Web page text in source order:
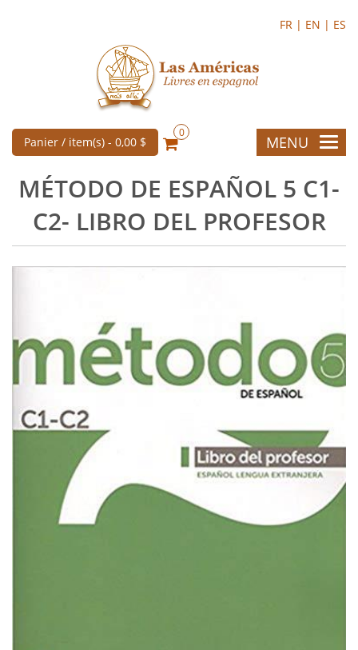
FR | EN | ES
Panier / item(s) - 0,00 $
0
MENU
MÉTODO DE ESPAÑOL 5 C1-
C2- LIBRO DEL PROFESOR